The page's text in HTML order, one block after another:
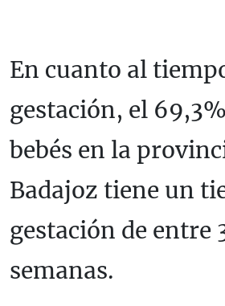
En cuanto al
gestación, el
bebés en la
Badajoz tiene un
gestación de entre
semanas.